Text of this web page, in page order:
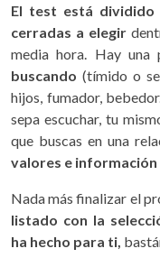
El test está dividido
cerradas a elegir
media hora. Hay una
buscando (tímido o
hijos, fumador,
sepa escuchar, tu
que buscas en una
valores e
Nada más finalizar el
listado con la
ha hecho para ti,